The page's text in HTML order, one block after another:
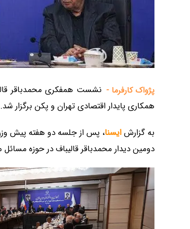
پژواک کارفرما - نشست همفکری محمدباقر
همکاری پایدار اقتصادی تهران و پکن برگزار شد.
به گزارشایسنا، پس از جلسه دو هفته پیش
دومین دیدار محمدباقر قالیباف در حوزه